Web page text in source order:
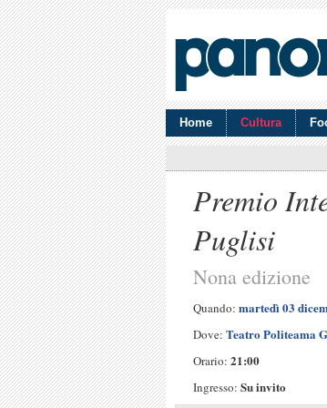
Home Cultura
Premio
Puglisi
Nona edizione
Quando: martedì 03
Dove: Teatro Politeama
Orario: 21:00
Ingresso: Su invito